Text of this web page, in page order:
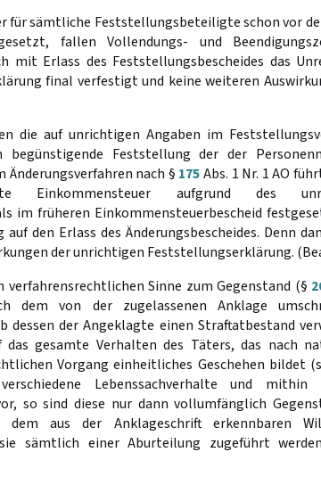
für sämtliche Feststellungsbeteiligte schon vor
fallen Vollendungs- und
mit Erlass des Feststellungsbescheides das
final verfestigt und keine weiteren
die auf unrichtigen Angaben im
begünstigende Feststellung der der
Änderungsverfahren nach § 175Abs. 1 Nr. 1 AO
Einkommensteuer aufgrund des
im früheren Einkommensteuerbescheid
den Erlass des Änderungsbescheides. Denn
der unrichtigen Feststellungserklärung.
Sinne zum Gegenstand (§
dem von der zugelassenen Anklage
dessen der Angeklagte einen Straftatbestand
gesamte Verhalten des Täters, das nach
Vorgang einheitliches Geschehen bildet
Lebenssachverhalte und mithin
so sind diese nur dann vollumfänglich
dem aus der Anklageschrift erkennbaren
sämtlich einer Aburteilung zugeführt